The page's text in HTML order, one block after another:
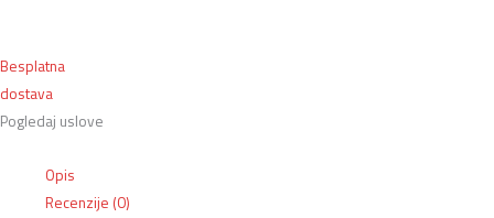
Besplatna
dostava
Pogledaj uslove
Opis
Recenzije (0)